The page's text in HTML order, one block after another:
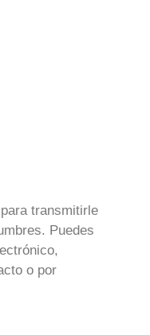
transmitirle
Puedes
o por